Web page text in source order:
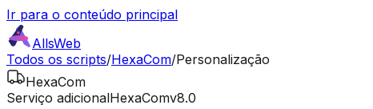
Ir para o conteúdo principal
AllsWeb
Todos os scripts/HexaCom/Personalização
HexaCom
Serviço adicionalHexaComv8.0